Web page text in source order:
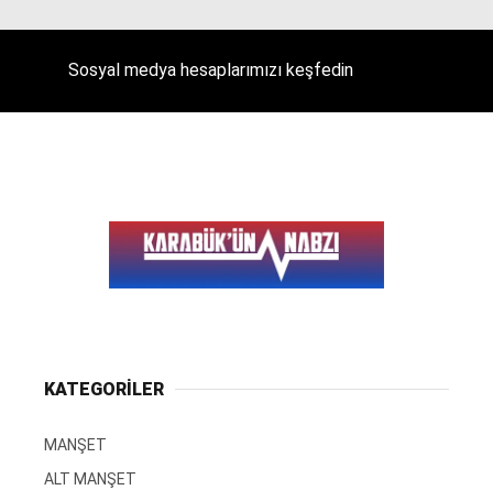
Youtube
Sosyal medya hesaplarımızı keşfedin
KATEGORİLER
MANŞET
ALT MANŞET